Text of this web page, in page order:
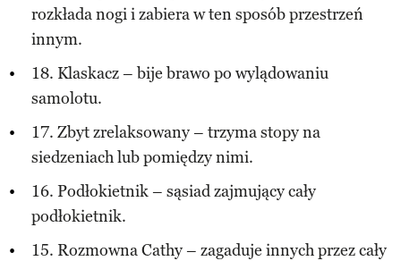
rozkłada nogi i zabiera w ten sposób przestrzeń
innym.
18. Klaskacz – bije brawo po wylądowaniu
samolotu.
17. Zbyt zrelaksowany – trzyma stopy na
siedzeniach lub pomiędzy nimi.
16. Podłokietnik – sąsiad zajmujący cały
podłokietnik.
15. Rozmowna Cathy – zagaduje innych przez cały